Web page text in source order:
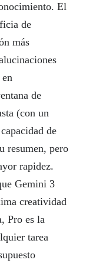
El
de
más
de
(con un
de
resumen, pero
rapidez.
Gemini 3
creatividad
Pro es la
tarea